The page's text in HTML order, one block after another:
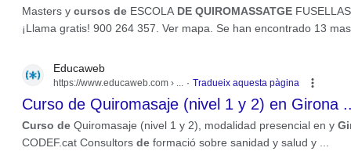
Masters y cursos de ESCOLA DE QUIROMASSATGE
¡Llama gratis! 900 264 357. Ver mapa. Se han encontrado 13
Curso de Quiromasaje (nivel 1 y 2) en Girona
Educaweb
https://www.educaweb.com › ... Tradueix aquesta pàgina
Curso de Quiromasaje (nivel 1 y 2), modalidad presencial en y
CODEF.cat Consultors de formació sobre sanidad y salud y ...